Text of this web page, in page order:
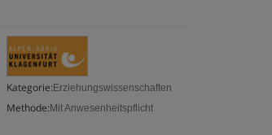
Kategorie: Erziehungswissenschaften
Methode: Mit Anwesenheitspflicht